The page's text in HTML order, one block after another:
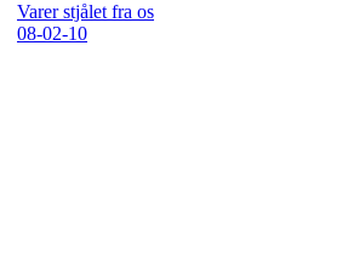
Varer stjålet fra os
08-02-10